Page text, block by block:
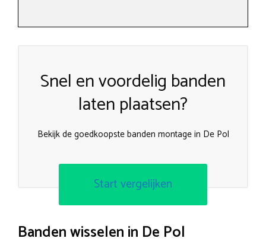
Snel en voordelig banden
laten plaatsen?
Bekijk de goedkoopste banden montage in De Pol
Start vergelijken
Banden wisselen in De Pol